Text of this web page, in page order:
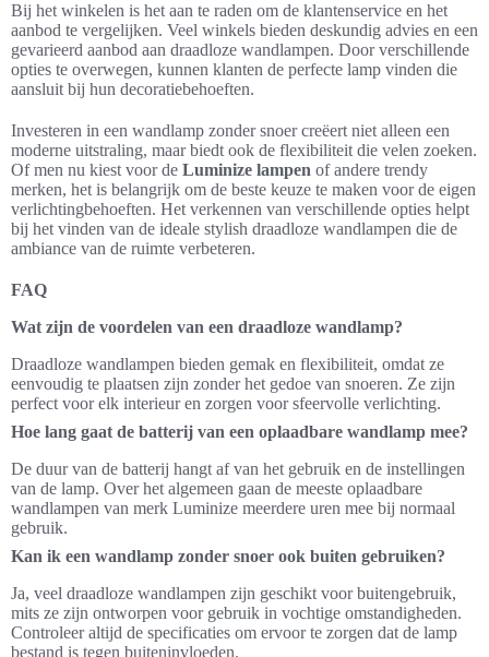
Bij het winkelen is het aan te raden om de klantenservice en het
aanbod te vergelijken. Veel winkels bieden deskundig advies en een
gevarieerd aanbod aan draadloze wandlampen. Door verschillende
opties te overwegen, kunnen klanten de perfecte lamp vinden die
aansluit bij hun decoratiebehoeften.
Investeren in een wandlamp zonder snoer creëert niet alleen een
moderne uitstraling, maar biedt ook de flexibiliteit die velen zoeken.
Of men nu kiest voor de Luminize lampen of andere trendy
merken, het is belangrijk om de beste keuze te maken voor de eigen
verlichtingbehoeften. Het verkennen van verschillende opties helpt
bij het vinden van de ideale stylish draadloze wandlampen die de
ambiance van de ruimte verbeteren.
FAQ
Wat zijn de voordelen van een draadloze wandlamp?
Draadloze wandlampen bieden gemak en flexibiliteit, omdat ze
eenvoudig te plaatsen zijn zonder het gedoe van snoeren. Ze zijn
perfect voor elk interieur en zorgen voor sfeervolle verlichting.
Hoe lang gaat de batterij van een oplaadbare wandlamp mee?
De duur van de batterij hangt af van het gebruik en de instellingen
van de lamp. Over het algemeen gaan de meeste oplaadbare
wandlampen van merk Luminize meerdere uren mee bij normaal
gebruik.
Kan ik een wandlamp zonder snoer ook buiten gebruiken?
Ja, veel draadloze wandlampen zijn geschikt voor buitengebruik,
mits ze zijn ontworpen voor gebruik in vochtige omstandigheden.
Controleer altijd de specificaties om ervoor te zorgen dat de lamp
bestand is tegen buiteninvloeden.